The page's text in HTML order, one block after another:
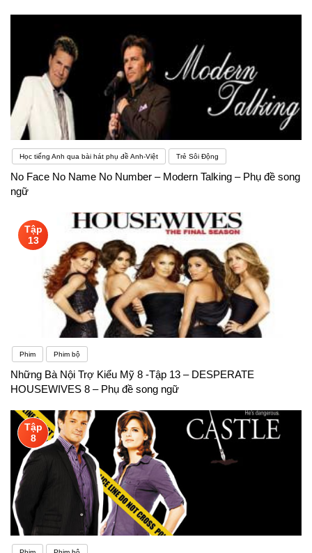
Học tiếng Anh qua bài hát phụ đề Anh-Việt Trẻ Sôi Động
No Face No Name No Number – Modern Talking – Phụ đề song
ngữ
Tập
13
Phim Phim bộ
Những Bà Nội Trợ Kiểu Mỹ 8 -Tập 13 – DESPERATE
HOUSEWIVES 8 – Phụ đề song ngữ
Tập
8